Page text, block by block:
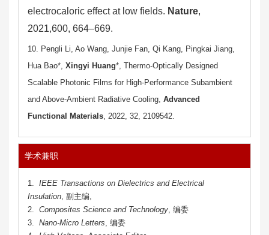
electrocaloric effect at low fields. Nature,
2021,600, 664–669.
10. Pengli Li, Ao Wang, Junjie Fan, Qi Kang, Pingkai Jiang,
Hua Bao*, Xingyi Huang*, Thermo-Optically Designed
Scalable Photonic Films for High-Performance Subambient
and Above-Ambient Radiative Cooling, Advanced
Functional Materials, 2022, 32, 2109542.
学术兼职
1. IEEE Transactions on Dielectrics and Electrical
Insulation, 副主编,
2. Composites Science and Technology, 编委
3. Nano-Micro Letters, 编委